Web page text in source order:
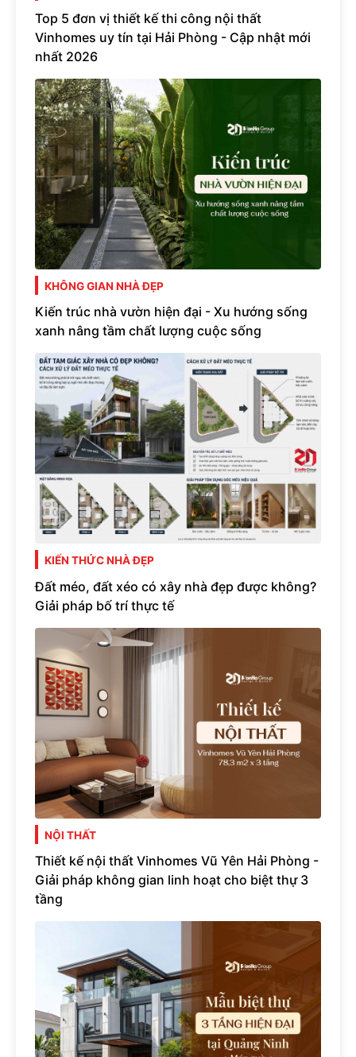
Top 5 đơn vị thiết kế thi công nội thất
Vinhomes uy tín tại Hải Phòng - Cập nhật mới
nhất 2026
KHÔNG GIAN NHÀ ĐẸP
Kiến trúc nhà vườn hiện đại - Xu hướng sống
xanh nâng tầm chất lượng cuộc sống
KIẾN THỨC NHÀ ĐẸP
Đất méo, đất xéo có xây nhà đẹp được không?
Giải pháp bố trí thực tế
NỘI THẤT
Thiết kế nội thất Vinhomes Vũ Yên Hải Phòng -
Giải pháp không gian linh hoạt cho biệt thự 3
tầng